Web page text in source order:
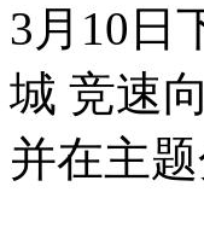
3月10日
城 竞速
并在主